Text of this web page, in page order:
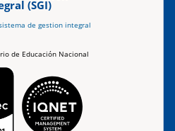
(SGI)
de Educación Nacional